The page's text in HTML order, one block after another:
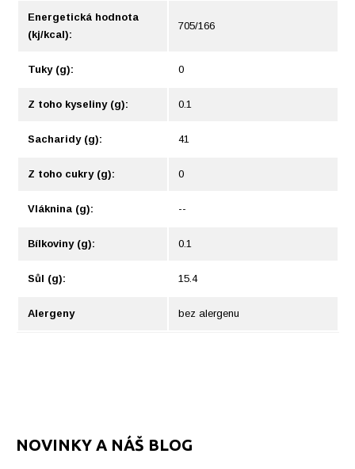
Energetická hodnota
(kj/kcal):
705/166
Tuky (g): 0
Z toho kyseliny (g): 0.1
Sacharidy (g): 41
Z toho cukry (g): 0
Vláknina (g): --
Bílkoviny (g): 0.1
Sůl (g): 15.4
Alergeny bez alergenu
NOVINKY A NÁŠ BLOG